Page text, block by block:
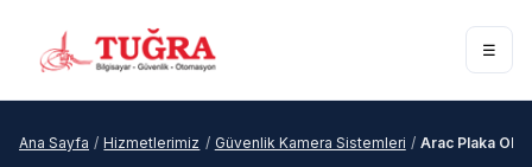
☰
Ana Sayfa / Hizmetlerimiz / Güvenlik Kamera Sistemleri / Arac Plaka